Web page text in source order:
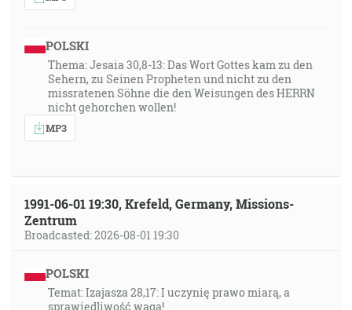
POLSKI
Thema: Jesaia 30,8-13: Das Wort Gottes kam zu den
Sehern, zu Seinen Propheten und nicht zu den
missratenen Söhne die den Weisungen des HERRN
nicht gehorchen wollen!
MP3
1991-06-01 19:30, Krefeld, Germany, Missions-
Zentrum
Broadcasted: 2026-08-01 19:30
POLSKI
Temat: Izajasza 28,17: I uczynię prawo miarą, a
sprawiedliwość wagą!